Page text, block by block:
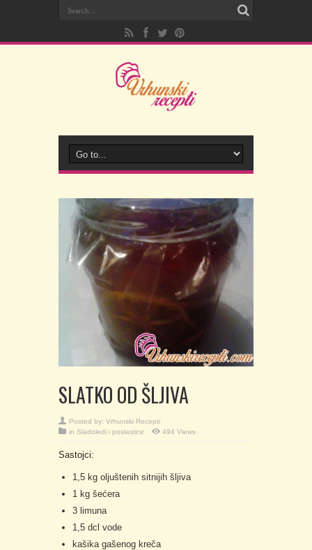
SLATKO OD ŠLJIVA
Posted by: Vrhunski Recepti
in Sladoledi i poslastice 494 Views
Sastojci:
1,5 kg oljuštenih sitnijih šljiva
1 kg šećera
3 limuna
1,5 dcl vode
kašika gašenog kreča